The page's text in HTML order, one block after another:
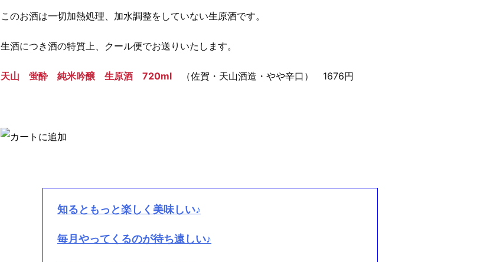
このお酒は一切加熱処理、加水調整をしていない生原酒です。
生酒につき酒の特質上、クール便でお送りいたします。
天山 蛍酔 純米吟醸 生原酒 720ml （佐賀・天山酒造・やや辛口） 1676円
知るともっと楽しく美味しい♪
毎月やってくるのが待ち遠しい♪